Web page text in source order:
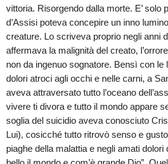
vittoria. Risorgendo dalla morte. E’ solo
d’Assisi poteva concepire un inno
creature. Lo scriveva proprio negli anni
affermava la malignità del creato,
non da ingenuo sognatore. Bensì con le
dolori atroci agli occhi e nelle carni, a
aveva attraversato tutto l’oceano
vivere ti divora e tutto il mondo appare
soglia del suicidio aveva conosciuto
Lui), cosicché tutto ritrovò senso e
piaghe della malattia e negli amati dolori